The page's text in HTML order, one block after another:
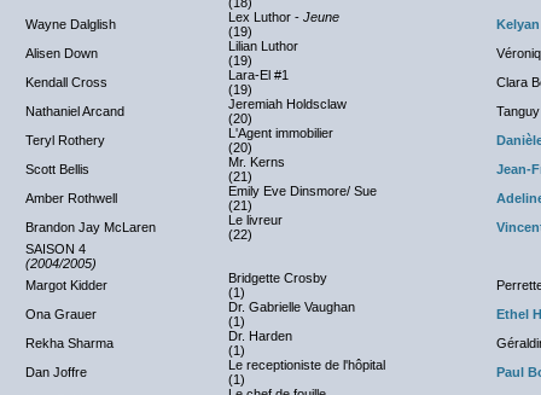
Wayne Dalglish Lex Luthor - Jeune
(19)
Alisen Down
Lilian Luthor
(19)
Kendall Cross
Lara-El #1
(19)
Clara
Nathaniel Arcand
Jeremiah Holdsclaw
(20)
Teryl Rothery
L'Agent immobilier
(20)
Scott Bellis
Mr. Kerns
(21)
Jean-
Amber Rothwell
Emily Eve Dinsmore/ Sue
(21)
Brandon Jay McLaren
Le livreur
(22)
SAISON 4
(2004/2005)
Margot Kidder
Bridgette Crosby
(1)
Ona Grauer
Dr. Gabrielle Vaughan
(1)
Ethel
Rekha Sharma
Dr. Harden
(1)
Dan Joffre
Le receptioniste de l'hôpital
(1)
Paul